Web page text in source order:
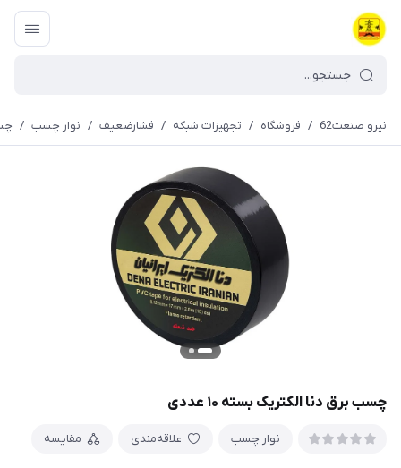
نیرو صنعت62 / فروشگاه / تجهیزات شبکه / فشارضعیف / نوار چسب /
چسب برق دنا الکتریک بسته ۱۰ عددی
نوار چسب علاقه‌مندی مقایسه